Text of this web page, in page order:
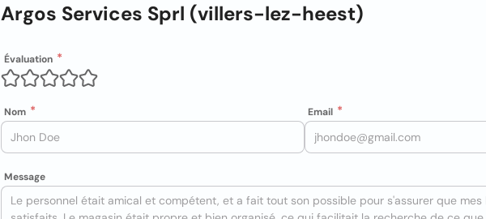
Argos Services Sprl (villers-lez-heest)
Évaluation
Nom Email
Message